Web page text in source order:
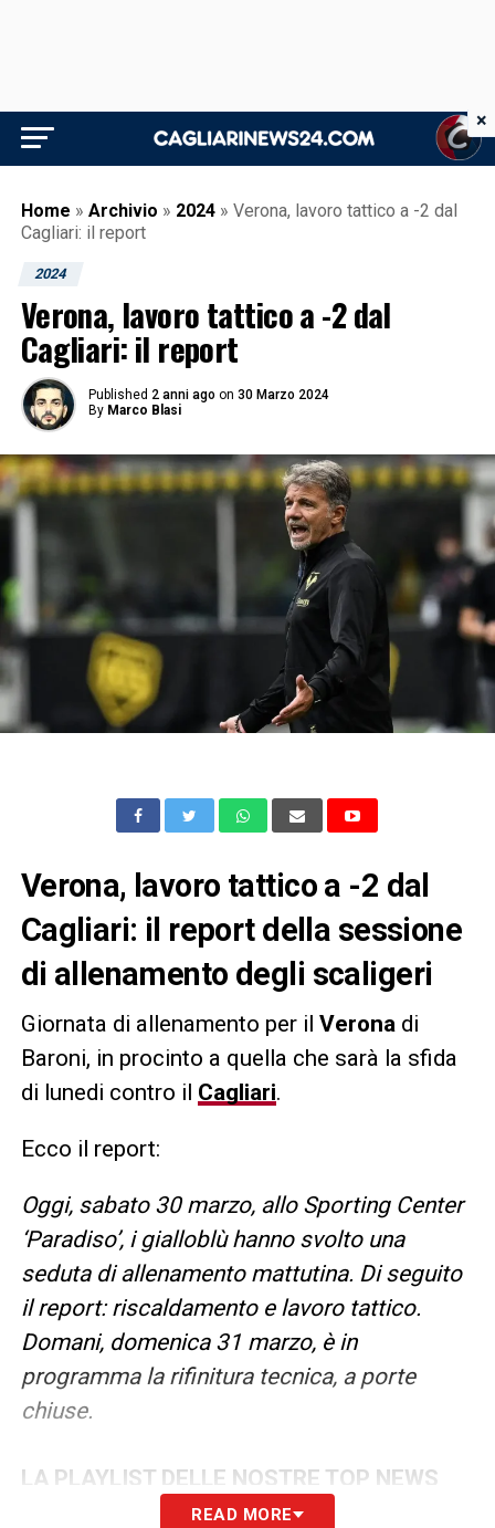
Home » Archivio » 2024 » Verona, lavoro tattico a -2 dal
Cagliari: il report
2024
Verona, lavoro tattico a -2 dal
Cagliari: il report
Published 2 anni ago on 30 Marzo 2024
By Marco Blasi
Verona, lavoro tattico a -2 dal
Cagliari: il report della sessione
di allenamento degli scaligeri
Giornata di allenamento per il Veronadi
Baroni, in procinto a quella che sarà la sfida
di lunedi contro il Cagliari.
Ecco il report:
Oggi, sabato 30 marzo, allo Sporting Center
‘Paradiso’, i gialloblù hanno svolto una
seduta di allenamento mattutina. Di seguito
il report: riscaldamento e lavoro tattico.
Domani, domenica 31 marzo, è in
programma la rifinitura tecnica, a porte
chiuse.
LA PLAYLIST DELLE NOSTRE TOP NEWS
READ MORE
×